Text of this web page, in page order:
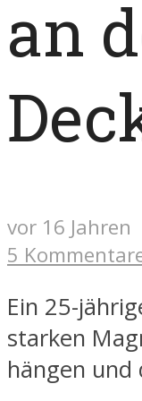
an
vor 16 Jahren
5
Ein 25-
starken
hängen